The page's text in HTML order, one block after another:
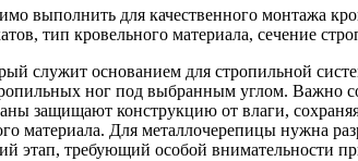
выполнить для качественного монтажа
тип кровельного материала, сечение
служит основанием для стропильной
ног под выбранным углом. Важно
защищают конструкцию от влаги,
материала. Для металлочерепицы нужна
этап, требующий особой внимательности